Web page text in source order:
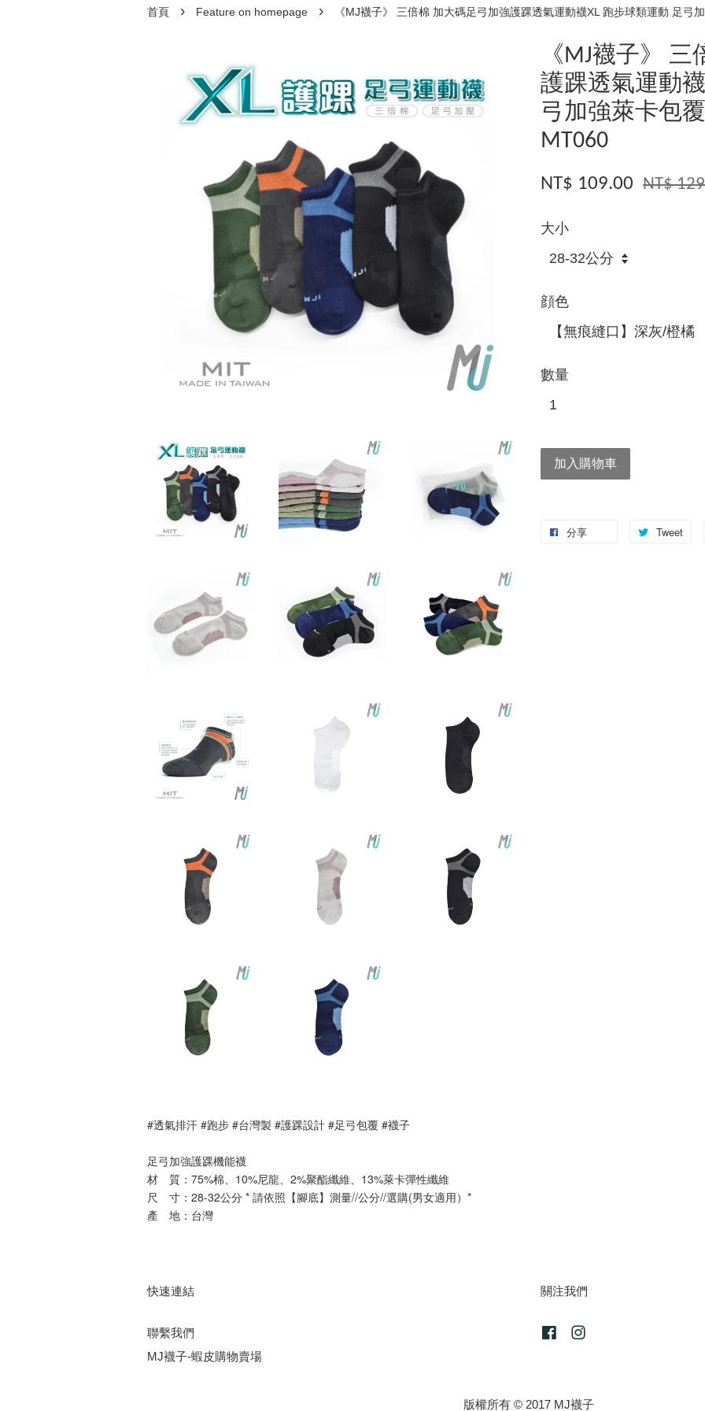
首頁 › Feature on homepage › 《MJ襪子》 三倍棉 加大碼足弓加強護踝透氣運動襪XL 跑步球類運動 足弓
《MJ襪子》
護踝透氣運動
弓加強萊卡包
MT060
NT$ 109.00 NT$
大小
顔色
數量
加入購物車
分享 Tweet
#透氣排汗 #跑步 #台灣製 #護踝設計 #足弓包覆 #襪子
足弓加強護踝機能襪
材　質：75%棉、10%尼龍、2%聚酯纖維、13%萊卡彈性纖維
尺　寸：28-32公分 * 請依照【腳底】測量//公分//選購(男女適用）*
產　地：台灣
快速連結
聯繫我們
MJ襪子-蝦皮購物賣場
關注我們
Facebook
版權所有 © 2017 MJ襪子